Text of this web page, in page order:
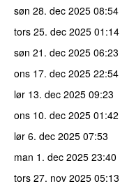
søn 28. dec 2025 08:54
tors 25. dec 2025 01:14
søn 21. dec 2025 06:23
ons 17. dec 2025 22:54
lør 13. dec 2025 09:23
ons 10. dec 2025 01:42
lør 6. dec 2025 07:53
man 1. dec 2025 23:40
tors 27. nov 2025 05:13